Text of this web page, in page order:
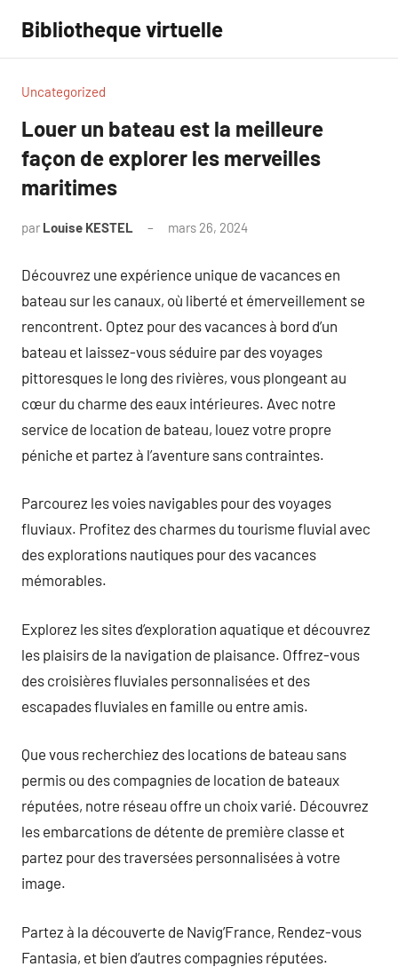
contenu
Bibliotheque virtuelle
Uncategorized
Louer un bateau est la meilleure
façon de explorer les merveilles
maritimes
par Louise KESTEL mars 26, 2024
Découvrez une expérience unique de vacances en
bateau sur les canaux, où liberté et émerveillement se
rencontrent. Optez pour des vacances à bord d’un
bateau et laissez-vous séduire par des voyages
pittoresques le long des rivières, vous plongeant au
cœur du charme des eaux intérieures. Avec notre
service de location de bateau, louez votre propre
péniche et partez à l’aventure sans contraintes.
Parcourez les voies navigables pour des voyages
fluviaux. Profitez des charmes du tourisme fluvial avec
des explorations nautiques pour des vacances
mémorables.
Explorez les sites d’exploration aquatique et découvrez
les plaisirs de la navigation de plaisance. Offrez-vous
des croisières fluviales personnalisées et des
escapades fluviales en famille ou entre amis.
Que vous recherchiez des locations de bateau sans
permis ou des compagnies de location de bateaux
réputées, notre réseau offre un choix varié. Découvrez
les embarcations de détente de première classe et
partez pour des traversées personnalisées à votre
image.
Partez à la découverte de Navig’France, Rendez-vous
Fantasia, et bien d’autres compagnies réputées.